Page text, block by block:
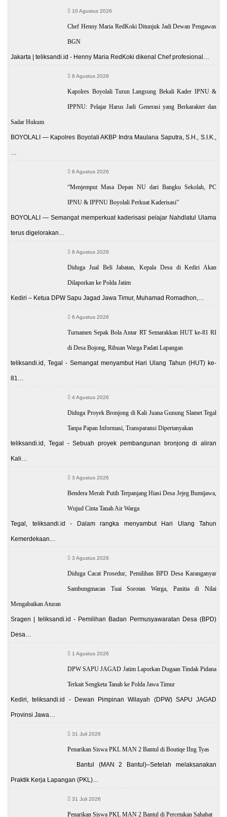
10 Agustus 2026
Chef Henny Maria RedKoki Ditunjuk Jadi Dewan Pengawas
BGN
Jakarta | teliksandi.id - Henny Maria RedKoki dikenal Chef profesional…
8 Agustus 2026
Kapolres Boyolali Turun Langsung Bekali Kader IPNU &
IPPNU: Pelajar Harus Jadi Generasi yang Berkarakter dan
Sadar Hukum
BOYOLALI — Kapolres Boyolali AKBP Indra Maulana Saputra, S.H., S.I.K.,
…
8 Agustus 2026
“Menjemput Masa Depan NU dari Bangku Sekolah, PC
IPNU & IPPNU Boyolali Perkuat Kaderisasi”
BOYOLALI — Semangat memperkuat kaderisasi pelajar Nahdlatul Ulama
terus digelorakan…
8 Agustus 2026
Diduga Jual Beli Jabatan, Kepala Desa di Kediri Akan
Dilaporkan ke Polda Jatim
Kediri – Ketua DPW Sapu Jagad Jawa Timur, Muhamad Romadhon,…
6 Agustus 2026
Turnamen Sepak Bola Antar RT Semarakkan HUT ke-81 RI
di Desa Bojong, Ribuan Warga Padati Lapangan
teliksandi.id, Tegal - Semangat menyambut Hari Ulang Tahun (HUT) ke-
81…
4 Agustus 2026
Diduga Proyek Bronjong di Kali Juana Gunung Slamet Tegal
Tanpa Papan Informasi, Transparansi Dipertanyakan
teliksandi.id, Tegal - Sebuah proyek pembangunan bronjong di aliran
Kali…
3 Agustus 2026
Bendera Merah Putih Terpanjang Hiasi Desa Jejeg Bumijawa,
Wujud Cinta Tanah Air Warga
Tegal, teliksandi.id - Dalam rangka menyambut Hari Ulang Tahun
Kemerdekaan…
3 Agustus 2026
Diduga Cacat Prosedur, Pemilihan BPD Desa Karanganyar
Sambungmacan Tuai Sorotan Warga, Panitia di Nilai
Mengabaikan Aturan
Sragen | teliksandi.id - Pemilihan Badan Permusyawaratan Desa (BPD)
Desa…
1 Agustus 2026
DPW SAPU JAGAD Jatim Laporkan Dugaan Tindak Pidana
Terkait Sengketa Tanah ke Polda Jawa Timur
Kediri, teliksandi.id - Dewan Pimpinan Wilayah (DPW) SAPU JAGAD
Provinsi Jawa…
31 Juli 2026
Penarikan Siswa PKL MAN 2 Bantul di Boutiqe IIng Tyas
Bantul (MAN 2 Bantul)–Setelah melaksanakan
Praktik Kerja Lapangan (PKL)…
31 Juli 2026
Penarikan Siswa PKL MAN 2 Bantul di Percetakan Sahabat